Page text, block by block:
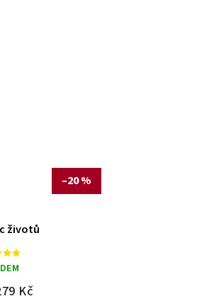
–20 %
životů
Kč